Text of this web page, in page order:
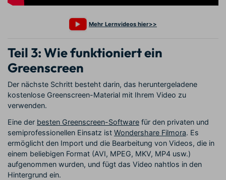
Mehr Lernvideos hier>>
Teil 3: Wie funktioniert ein
Greenscreen
Der nächste Schritt besteht darin, das heruntergeladene
kostenlose Greenscreen-Material mit Ihrem Video zu
verwenden.
Eine der besten Greenscreen-Software für den privaten und
semiprofessionellen Einsatz ist Wondershare Filmora. Es
ermöglicht den Import und die Bearbeitung von Videos, die in
einem beliebigen Format (AVI, MPEG, MKV, MP4 usw.)
aufgenommen wurden, und fügt das Video nahtlos in den
Hintergrund ein.